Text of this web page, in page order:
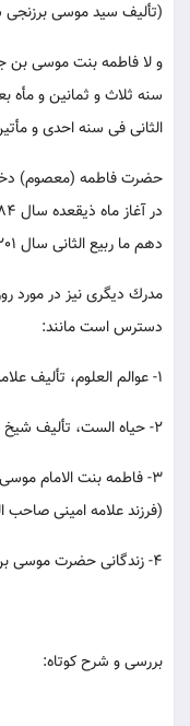
(تأليف سيد موسى
و لا فاطمه بنت موسى بن
سنه ثلاث و ثمانين و مأه
الثانى فى سنه احدى و
حضرت فاطمه (معصوم) دختر
دهم ما ربيع الثانى سال 201 در قم وفات يافت.
مدرك ديگرى نيز در مورد
دسترس است مانند:
1- عوالم العلوم، تأليف علامه بحرانى، ج 21، ص 328.
2- حياه الست، تأليف شيخ مهدى منصورى، ص 10.
3- فاطمه بنت الامام
(فرزند علامه امينى صاحب
4- زندگانى حضرت موسى بن جعفر، تأليف عماد زاده، ج 2، ص 375.
بررسى و شرح كوتاه: